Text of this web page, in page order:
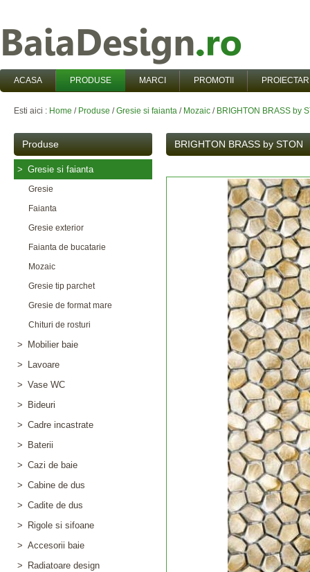
ACASA PRODUSE MARCI PROMOTII
Esti aici : Home / Produse /Gresie si faianta / Mozaic / BRIGHTON BRASS by
Produse
> Gresie si faianta
Gresie
Faianta
Gresie exterior
Faianta de bucatarie
Mozaic
Gresie tip parchet
Gresie de format mare
Chituri de rosturi
>
Mobilier baie
>
Lavoare
> Vase WC
>
Bideuri
> Cadre incastrate
>
Baterii
> Cazi de baie
> Cabine de dus
> Cadite de dus
>
Rigole si sifoane
> Accesorii baie
>
Radiatoare design
BRIGHTON BRASS by STON